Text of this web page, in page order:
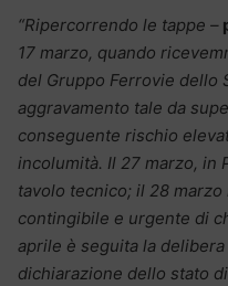
“Ripercorrendo le tappe –
17 marzo, quando
del Gruppo Ferrovie dello
aggravamento tale da
conseguente rischio
incolumità. Il 27 marzo, in
tavolo tecnico; il 28 marzo
contingibile e urgente di
aprile è seguita la
dichiarazione dello stato